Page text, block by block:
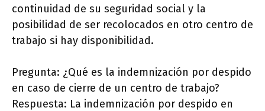
continuidad de su seguridad social y la
posibilidad de ser recolocados en otro centro de
trabajo si hay disponibilidad.
Pregunta: ¿Qué es la indemnización por despido
en caso de cierre de un centro de trabajo?
Respuesta: La indemnización por despido en